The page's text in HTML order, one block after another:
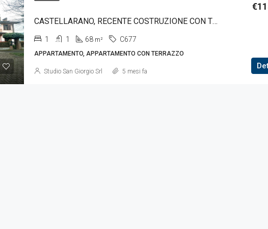
CASTELLARANO, RECENTE COSTRUZIONE CON TERRAZZINO
1 1 68 m² C677
APPARTAMENTO, APPARTAMENTO CON TERRAZZO
Studio San Giorgio Srl 5 mesi fa